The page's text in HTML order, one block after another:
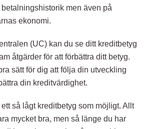
men även på
ekonomi.
(UC) kan du se ditt kreditbetyg
åtgärder för att förbättra ditt betyg.
sätt för dig att följa din utveckling
din kreditvärdighet.
så lågt kreditbetyg som möjligt. Allt
mycket bra, men så länge du har